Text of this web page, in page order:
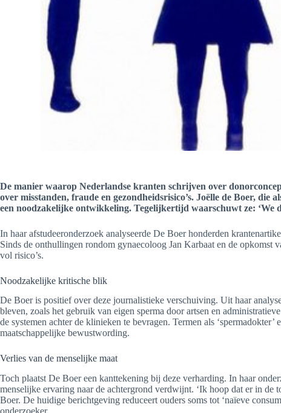
De manier waarop Nederlandse kranten schrijven over
over misstanden, fraude en gezondheidsrisico’s. Joëlle de Boer,
een noodzakelijke ontwikkeling. Tegelijkertijd waarschuwt ze: ‘We
In haar afstudeeronderzoek analyseerde De Boer honderden
Sinds de onthullingen rondom gynaecoloog Jan Karbaat en de opkomst
vol risico’s.
Noodzakelijke kritische blik
De Boer is positief over deze journalistieke verschuiving. Uit haar
bleven, zoals het gebruik van eigen sperma door artsen en
de systemen achter de klinieken te bevragen. Termen als ‘spermadokter’
maatschappelijke bewustwording.
Verlies van de menselijke maat
Toch plaatst De Boer een kanttekening bij deze verharding. In haar
menselijke ervaring naar de achtergrond verdwijnt. ‘Ik hoop dat er in de
Boer. De huidige berichtgeving reduceert ouders soms tot ‘naïeve